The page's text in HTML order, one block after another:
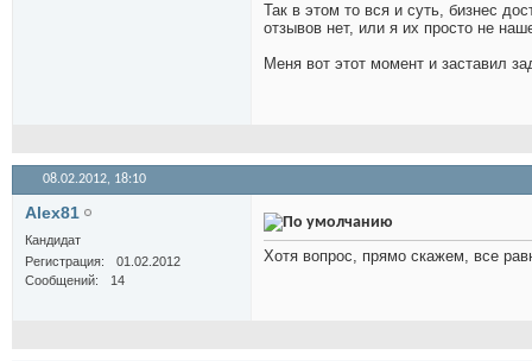
Так в этом то вся и суть, бизнес
отзывов нет, или я их просто не
Меня вот этот момент и заставил
08.02.2012, 18:10
Alex81
Кандидат
Регистрация
01.02.2012
Сообщений
14
Хотя вопрос, прямо скажем, все